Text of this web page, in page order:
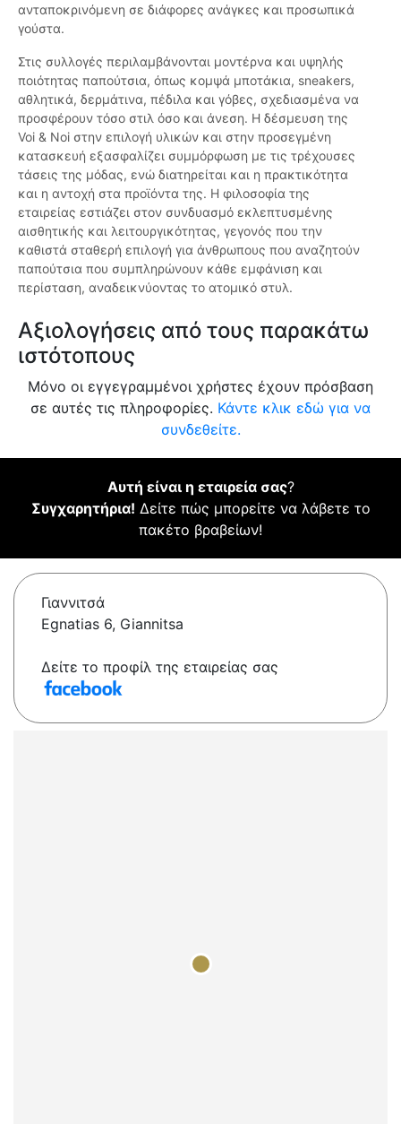
ανταποκρινόμενη σε διάφορες ανάγκες και προσωπικά
γούστα.
Στις συλλογές περιλαμβάνονται μοντέρνα και υψηλής
ποιότητας παπούτσια, όπως κομψά μποτάκια, sneakers,
αθλητικά, δερμάτινα, πέδιλα και γόβες, σχεδιασμένα να
προσφέρουν τόσο στιλ όσο και άνεση. Η δέσμευση της
Voi & Noi στην επιλογή υλικών και στην προσεγμένη
κατασκευή εξασφαλίζει συμμόρφωση με τις τρέχουσες
τάσεις της μόδας, ενώ διατηρείται και η πρακτικότητα
και η αντοχή στα προϊόντα της. Η φιλοσοφία της
εταιρείας εστιάζει στον συνδυασμό εκλεπτυσμένης
αισθητικής και λειτουργικότητας, γεγονός που την
καθιστά σταθερή επιλογή για άνθρωπους που αναζητούν
παπούτσια που συμπληρώνουν κάθε εμφάνιση και
περίσταση, αναδεικνύοντας το ατομικό στυλ.
Αξιολογήσεις από τους παρακάτω
ιστότοπους
Μόνο οι εγγεγραμμένοι χρήστες έχουν πρόσβαση
σε αυτές τις πληροφορίες. Κάντε κλικ εδώ για να
συνδεθείτε.
Αυτή είναι η εταιρεία σας?
Συγχαρητήρια! Δείτε πώς μπορείτε να λάβετε το
πακέτο βραβείων!
Γιαννιτσά
Egnatias 6, Giannitsa
Δείτε το προφίλ της εταιρείας σας